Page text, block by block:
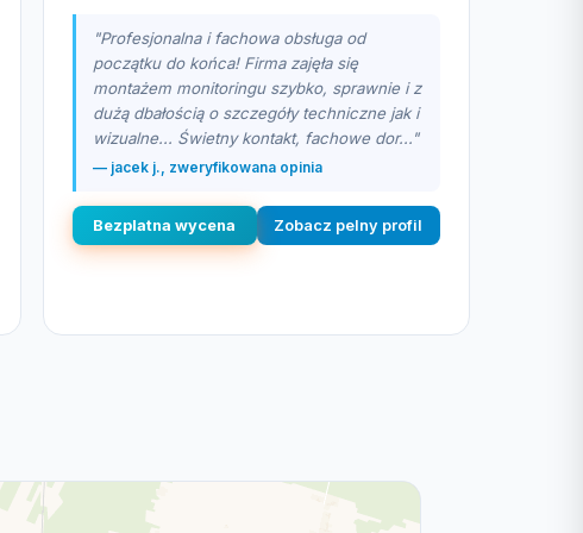
"Profesjonalna i fachowa obsługa od
początku do końca! Firma zajęła się
montażem monitoringu szybko, sprawnie i z
dużą dbałością o szczegóły techniczne jak i
wizualne... Świetny kontakt, fachowe dor..."
— jacek j., zweryfikowana opinia
Bezplatna wycena Zobacz pelny profil